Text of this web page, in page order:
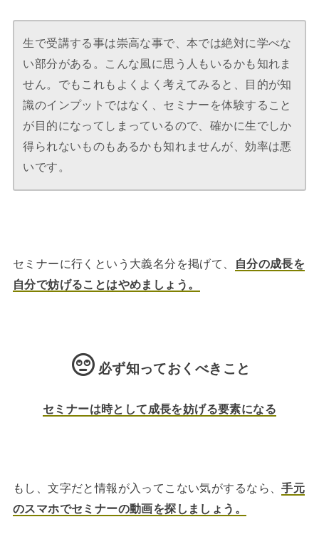
生で受講する事は崇高な事で、本では絶対に学べな
い部分がある。こんな風に思う人もいるかも知れま
せん。でもこれもよくよく考えてみると、目的が知
識のインプットではなく、セミナーを体験すること
が目的になってしまっているので、確かに生でしか
得られないものもあるかも知れませんが、効率は悪
いです。
セミナーに行くという大義名分を掲げて、
自分の成長を
自分で妨げることはやめましょう。
必ず知っておくべきこと
セミナーは時として成長を妨げる要素になる
もし、文字だと情報が入ってこない気がするなら、手元
のスマホでセミナーの動画を探しましょう。